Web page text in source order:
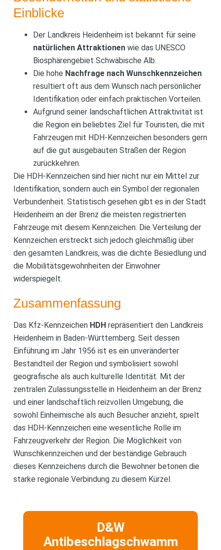
Einblicke
Der Landkreis Heidenheim ist bekannt für seine
natürlichen Attraktionenwie das UNESCO
Biosphärengebiet Schwäbische Alb.
Die hohe Nachfrage nach Wunschkennzeichen
resultiert oft aus dem Wunsch nach persönlicher
Identifikation oder einfach praktischen Vorteilen.
Aufgrund seiner landschaftlichen Attraktivität ist
die Region ein beliebtes Ziel für Touristen, die mit
Fahrzeugen mit HDH-Kennzeichen besonders gern
auf die gut ausgebauten Straßen der Region
zurückkehren.
Die HDH-Kennzeichen sind hier nicht nur ein Mittel zur
Identifikation, sondern auch ein Symbol der regionalen
Verbundenheit. Statistisch gesehen gibt es in der Stadt
Heidenheim an der Brenz die meisten registrierten
Fahrzeuge mit diesem Kennzeichen. Die Verteilung der
Kennzeichen erstreckt sich jedoch gleichmäßig über
den gesamten Landkreis, was die dichte Besiedlung und
die Mobilitätsgewohnheiten der Einwohner
widerspiegelt.
Zusammenfassung
Das Kfz-Kennzeichen HDHrepräsentiert den Landkreis
Heidenheim in Baden-Württemberg. Seit dessen
Einführung im Jahr 1956 ist es ein unveränderter
Bestandteil der Region und symbolisiert sowohl
geografische als auch kulturelle Identität. Mit der
zentralen Zulassungsstelle in Heidenheim an der Brenz
und einer landschaftlich reizvollen Umgebung, die
sowohl Einheimische als auch Besucher anzieht, spielt
das HDH-Kennzeichen eine wesentliche Rolle im
Fahrzeugverkehr der Region. Die Möglichkeit von
Wunschkennzeichen und der beständige Gebrauch
dieses Kennzeichens durch die Bewohner betonen die
starke regionale Verbindung zu diesem Kürzel.
D&W
Antibeschlagschwamm